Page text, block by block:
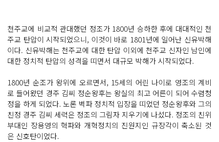
천주교에 비교적 관대했던 정조가 1800년 승하한 후에 대대적인 천
주교 탄압이 시작되었으니, 이것이 바로 1801년에 일어난 신유박해
이다. 신유박해는 천주교에 대한 탄압 이외에 천주교 신자인 남인에
대한 정치적 탄압의 성격을 띠면서 대규모 박해가 시작되었다.
1800년 순조가 왕위에 오르면서, 15세의 어린 나이로 영조의 계비
로 들어왔던 경주 김씨 정순왕후는 왕실의 최고 어른이 되어 수렴청
정을 하게 되었다. 노론 벽파 정치적 입장을 띠었던 정순왕후와 그의
친정 경주 김씨 세력은 정조의 그림자 지우기에 나섰다. 정조의 친위
부대인 장용영의 혁파와 개혁정치의 진원지인 규장각이 축소된 것
은 신호탄이었다.